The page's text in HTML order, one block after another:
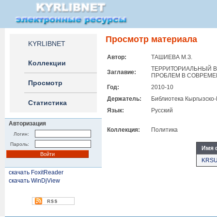
KYRLIBNET
Коллекции
Просмотр
Статистика
Авторизация
Логин:
Пароль:
скачать FoxitReader
скачать WinDjView
Просмотр материала
Автор: ТАШИЕВА М.З.
Заглавие:
ТЕРРИТОРИАЛЬНЫЙ
ПРОБЛЕМ В
Год:
2010-10
Держатель:
Библиотека
Язык:
Русский
Коллекция: Политика
Имя